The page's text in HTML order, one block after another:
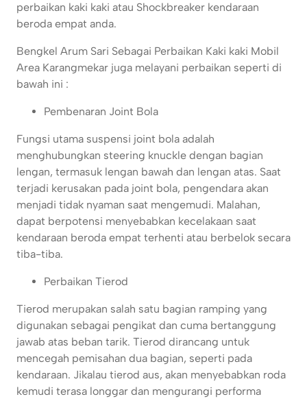
perbaikan kaki kaki atau Shockbreaker kendaraan
beroda empat anda.
Bengkel Arum Sari Sebagai Perbaikan Kaki kaki Mobil
Area Karangmekar juga melayani perbaikan seperti di
bawah ini :
Pembenaran Joint Bola
Fungsi utama suspensi joint bola adalah
menghubungkan steering knuckle dengan bagian
lengan, termasuk lengan bawah dan lengan atas. Saat
terjadi kerusakan pada joint bola, pengendara akan
menjadi tidak nyaman saat mengemudi. Malahan,
dapat berpotensi menyebabkan kecelakaan saat
kendaraan beroda empat terhenti atau berbelok secara
tiba-tiba.
Perbaikan Tierod
Tierod merupakan salah satu bagian ramping yang
digunakan sebagai pengikat dan cuma bertanggung
jawab atas beban tarik. Tierod dirancang untuk
mencegah pemisahan dua bagian, seperti pada
kendaraan. Jikalau tierod aus, akan menyebabkan roda
kemudi terasa longgar dan mengurangi performa